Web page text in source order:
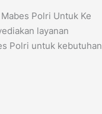
Polri Untuk Ke
layanan
Polri untuk kebutuhan